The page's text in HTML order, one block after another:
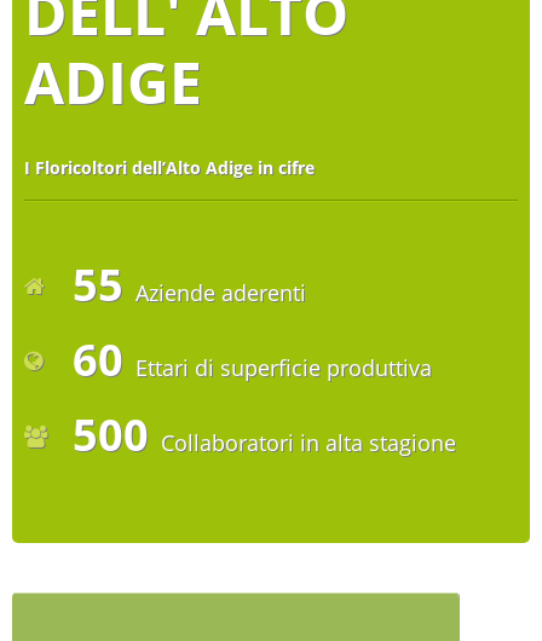
ADIGE
I Floricoltori dell’Alto Adige in cifre
55 Aziende aderenti
60 Ettari di superficie produttiva
500 Collaboratori in alta stagione